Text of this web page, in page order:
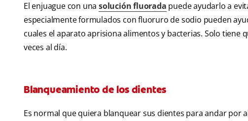
El enjuague con una solución fluorada puede ayudarlo a
especialmente formulados con fluoruro de sodio pueden
cuales el aparato aprisiona alimentos y bacterias. Solo
veces al día.
Blanqueamiento de los dientes
Es normal que quiera blanquear sus dientes para andar por